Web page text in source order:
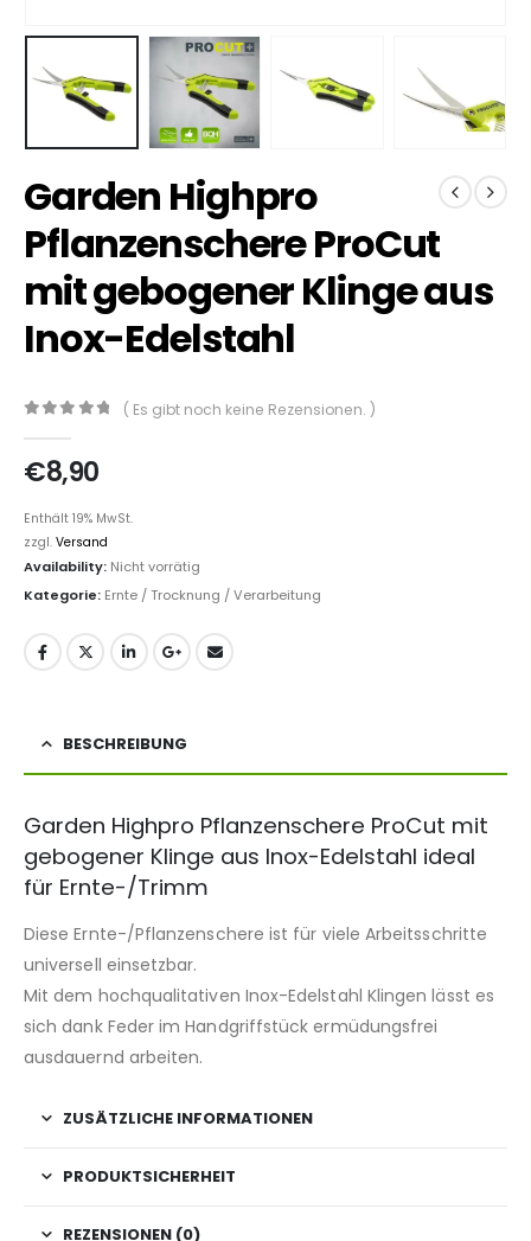
Garden Highpro
Pflanzenschere ProCut
mit gebogener Klinge aus
Inox-Edelstahl
( Es gibt noch keine Rezensionen. )
€8,90
Enthält 19% MwSt.
zzgl. Versand
Availability: Nicht vorrätig
Kategorie: Ernte / Trocknung / Verarbeitung
BESCHREIBUNG
Garden Highpro Pflanzenschere ProCut mit
gebogener Klinge aus Inox-Edelstahl ideal
für Ernte-/Trimm
Diese Ernte-/Pflanzenschere ist für viele Arbeitsschritte
universell einsetzbar.
Mit dem hochqualitativen Inox-Edelstahl Klingen lässt es
sich dank Feder im Handgriffstück ermüdungsfrei
ausdauernd arbeiten.
ZUSÄTZLICHE INFORMATIONEN
PRODUKTSICHERHEIT
REZENSIONEN (0)